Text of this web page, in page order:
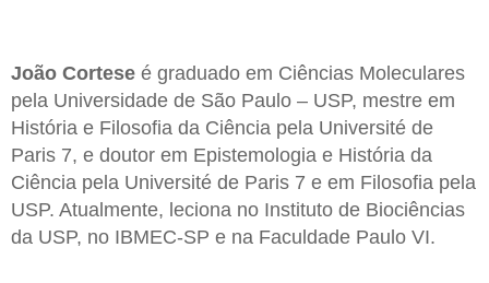
João Cortese é graduado em Ciências Moleculares
pela Universidade de São Paulo – USP, mestre em
História e Filosofia da Ciência pela Université de
Paris 7, e doutor em Epistemologia e História da
Ciência pela Université de Paris 7 e em Filosofia pela
USP. Atualmente, leciona no Instituto de Biociências
da USP, no IBMEC-SP e na Faculdade Paulo VI.